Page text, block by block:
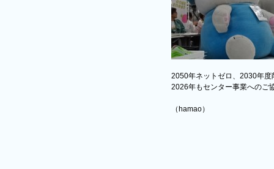
2050年ネットゼロ、2030年
2026年もセンター事業へのご
（hamao）